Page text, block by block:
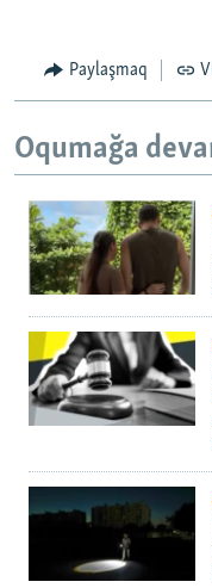
Paylaşmaq
Oqumağa